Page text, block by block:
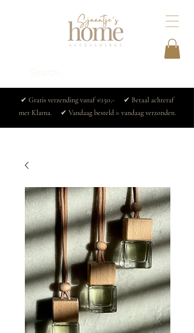
✔ Gratis verzending vanaf €150,- ✔ Betaal achteraf
met Klarna. ✔ Vandaag besteld = vandaag verzonden.